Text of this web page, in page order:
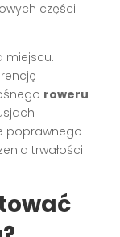
części
miejscu.
roweru
poprawnego
trwałości